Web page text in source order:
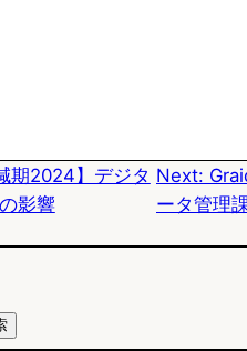
o
k
期2024】デジタ
影響
Next:
ータ管理